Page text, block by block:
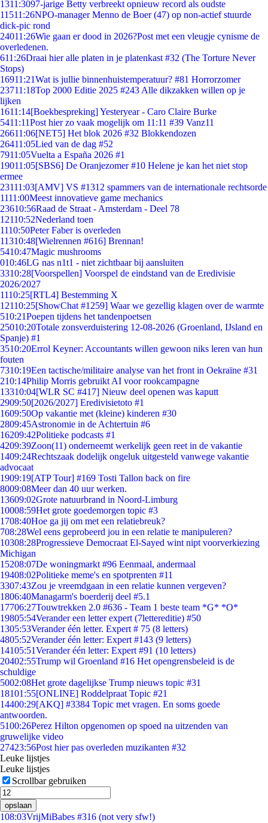
1311:3097-jarige Betty verbreekt opnieuw record als oudste
11511:26NPO-manager Menno de Boer (47) op non-actief stuurde
dick-pic rond
24011:26Wie gaan er dood in 2026?Post met een vleugje cynisme de
overledenen.
611:26Draai hier alle platen in je platenkast #32 (The Torture Never
Stops)
16911:21Wat is jullie binnenhuistemperatuur? #81 Horrorzomer
23711:18Top 2000 Editie 2025 #243 Alle dikzakken willen op je
lijken
1611:14[Boekbespreking] Yesteryear - Caro Claire Burke
5411:11Post hier zo vaak mogelijk om 11:11 #39 Vanz11
26611:06[NET5] Het blok 2026 #32 Blokkendozen
26411:05Lied van de dag #52
7911:05Vuelta a España 2026 #1
19011:05[SBS6] De Oranjezomer #10 Helene je kan het niet stop
ermee
23111:03[AMV] VS #1312 spammers van de internationale rechtsorde
1111:00Meest innovatieve game mechanics
23610:56Raad de Straat - Amsterdam - Deel 78
12110:52Nederland toen
1110:50Peter Faber is overleden
11310:48[Wielrennen #616] Brennan!
5410:47Magic mushrooms
010:46LG nas n1t1 - niet zichtbaar bij aansluiten
3310:28[Voorspellen] Voorspel de eindstand van de Eredivisie
2026/2027
1110:25[RTL4] Bestemming X
12110:25[ShowChat #1259] Waar we gezellig klagen over de warmte
510:21Poepen tijdens het tandenpoetsen
25010:20Totale zonsverduistering 12-08-2026 (Groenland, IJsland en
Spanje) #1
3510:20Errol Keyner: Accountants willen gewoon niks leren van hun
fouten
7310:19Een tactische/militaire analyse van het front in Oekraïne #31
210:14Philip Morris gebruikt AI voor rookcampagne
13310:04[WLR SC #417] Nieuw deel openen was kaputt
2909:50[2026/2027] Eredivisietoto #1
1609:50Op vakantie met (kleine) kinderen #30
2809:45Astronomie in de Achtertuin #6
16209:42Politieke podcasts #1
4209:39Zoon(11) onderneemt werkelijk geen reet in de vakantie
1409:24Rechtszaak dodelijk ongeluk uitgesteld vanwege vakantie
advocaat
1909:19[ATP Tour] #169 Tosti Tallon back on fire
8009:08Meer dan 40 uur werken.
13609:02Grote natuurbrand in Noord-Limburg
10008:59Het grote goedemorgen topic #3
1708:40Hoe ga jij om met een relatiebreuk?
708:28Wel eens geprobeerd jou in een relatie te manipuleren?
10308:28Progressieve Democraat El-Sayed wint nipt voorverkiezing
Michigan
15208:07De woningmarkt #96 Eenmaal, andermaal
19408:02Politieke meme's en spotprenten #11
3307:43Zou je vreemdgaan in een relatie kunnen vergeven?
1806:40Managarm's boerderij deel #5.1
17706:27Touwtrekken 2.0 #636 - Team 1 beste team *G* *O*
19805:54Verander een letter expert (7lettereditie) #50
1305:53Verander één letter. Expert # 75 (8 letters)
4805:52Verander één letter: Expert #143 (9 letters)
14105:51Verander één letter: Expert #91 (10 letters)
20402:55Trump wil Groenland #16 Het opengrensbeleid is de
schuldige
5002:08Het grote dagelijkse Trump nieuws topic #31
18101:55[ONLINE] Roddelpraat Topic #21
14400:29[AKQ] #3384 Topic met vragen. En soms goede
antwoorden.
5100:26Perez Hilton opgenomen op spoed na uitzenden van
gruwelijke video
27423:56Post hier pas overleden muzikanten #32
Leuke lijstjes
Leuke lijstjes
Scrollbar gebruiken
opslaan
108:03VrijMiBabes #316 (not very sfw!)